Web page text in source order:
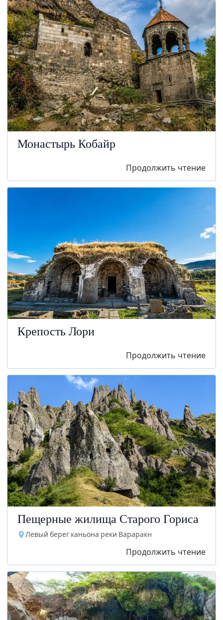
Монастырь Кобайр
Продолжить чтение
Крепость Лори
Продолжить чтение
Пещерные жилища Старого Гориса
Левый берег каньона реки Вараракн
Продолжить чтение